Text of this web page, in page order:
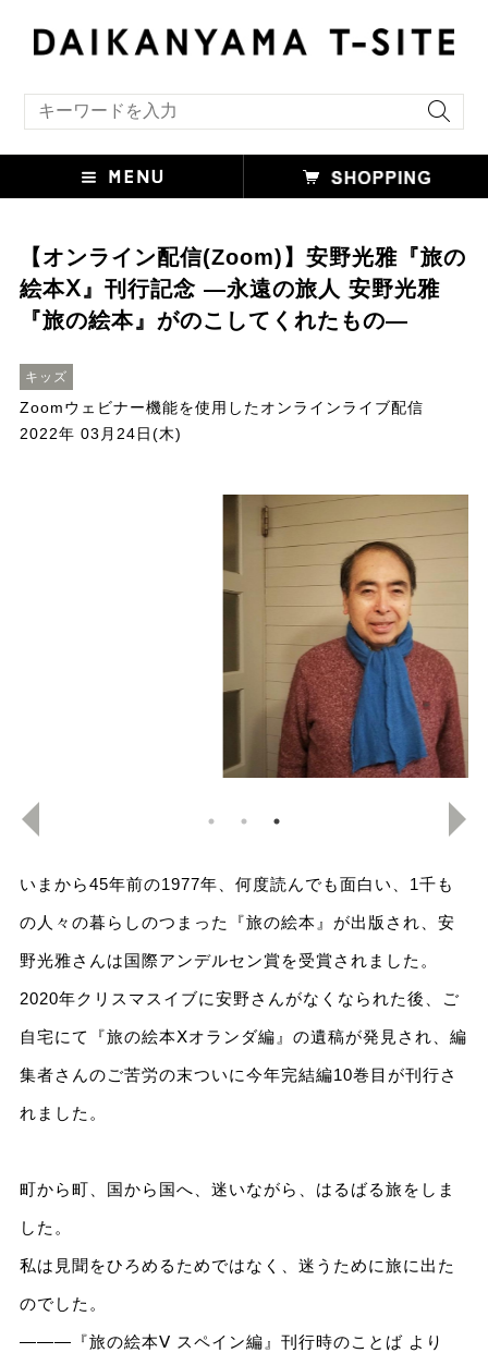
【オンライン配信(Zoom)】安野光雅『旅の
絵本Ⅹ』刊行記念 ―永遠の旅人 安野光雅
『旅の絵本』がのこしてくれたもの―
キッズ
Zoomウェビナー機能を使用したオンラインライブ配信
2022年 03月24日(木)
いまから45年前の1977年、何度読んでも面白い、1千も
の人々の暮らしのつまった『旅の絵本』が出版され、安
野光雅さんは国際アンデルセン賞を受賞されました。
2020年クリスマスイブに安野さんがなくなられた後、ご
自宅にて『旅の絵本Ⅹオランダ編』の遺稿が発見され、編
集者さんのご苦労の末ついに今年完結編10巻目が刊行さ
れました。
町から町、国から国へ、迷いながら、はるばる旅をしま
した。
私は見聞をひろめるためではなく、迷うために旅に出た
のでした。
―――『旅の絵本Ⅴ スペイン編』刊行時のことば より